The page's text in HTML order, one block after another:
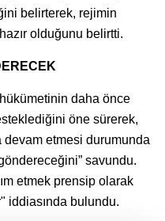
belirterek, rejimin
olduğunu belirtti.
daha önce
öne sürerek,
etmesi durumunda
savundu.
etmek prensip olarak
iddiasında bulundu.